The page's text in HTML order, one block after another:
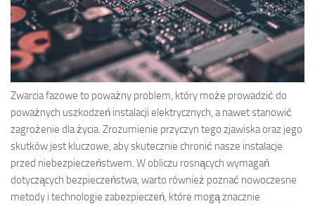
Zwarcia fazowe to poważny problem, który może prowadzić do
poważnych uszkodzeń instalacji elektrycznych, a nawet stanowić
zagrożenie dla życia. Zrozumienie przyczyn tego zjawiska oraz jego
skutków jest kluczowe, aby skutecznie chronić nasze instalacje
przed niebezpieczeństwem. W obliczu rosnących wymagań
dotyczących bezpieczeństwa, warto również poznać nowoczesne
metody i technologie zabezpieczeń, które mogą znacznie